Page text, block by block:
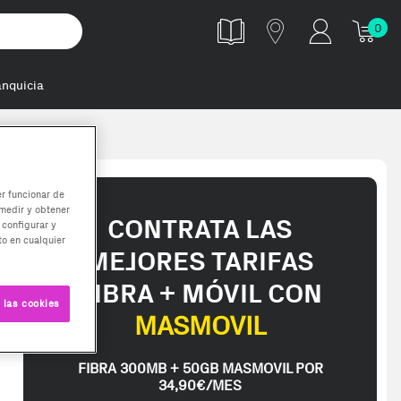
0
interese, con los mejores precios. Gracias a nuestros vendedores
CONTRATA LAS
MEJORES TARIFAS
FIBRA + MÓVIL CON
MASMOVIL
FIBRA 300MB + 50GB MASMOVIL POR
34,90€/MES
funcionar de
y obtener
y
en cualquier
cookies